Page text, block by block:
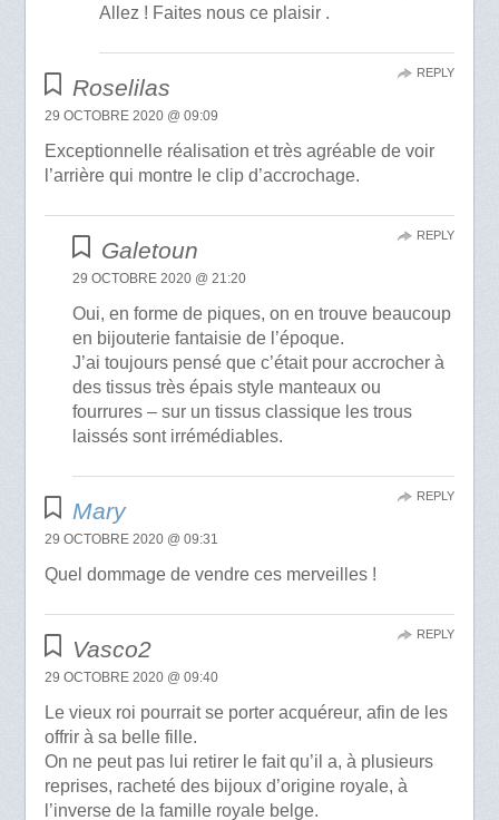
Allez ! Faites nous ce plaisir .
Roselilas
29 OCTOBRE 2020 @ 09:09
Exceptionnelle réalisation et très agréable de voir
l’arrière qui montre le clip d’accrochage.
REPLY
Galetoun
29 OCTOBRE 2020 @ 21:20
Oui, en forme de piques, on en trouve beaucoup
en bijouterie fantaisie de l’époque.
J’ai toujours pensé que c’était pour accrocher à
des tissus très épais style manteaux ou
fourrures – sur un tissus classique les trous
laissés sont irrémédiables.
REPLY
Mary
29 OCTOBRE 2020 @ 09:31
Quel dommage de vendre ces merveilles !
REPLY
Vasco2
29 OCTOBRE 2020 @ 09:40
Le vieux roi pourrait se porter acquéreur, afin de les
offrir à sa belle fille.
On ne peut pas lui retirer le fait qu’il a, à plusieurs
reprises, racheté des bijoux d’origine royale, à
l’inverse de la famille royale belge.
REPLY